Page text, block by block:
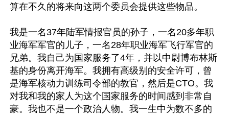
算在不久的将来向这两个委员会提供这些物品。
我是一名37年陆军情报官员的孙子，一名20多年职
业海军军官的儿子，一名28年职业海军飞行军官的
兄弟。我自己为国家服务了4年，并以中尉博布林斯
基的身份离开海军。我拥有高级别的安全许可，曾
是海军核动力训练司令部的教官，然后是CTO。我
对我和我的家人为这个国家服务的时间感到非常自
豪。我也不是一个政治人物。我一生中为数不多的